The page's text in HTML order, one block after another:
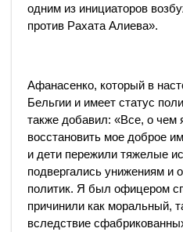
одним из инициаторов
против Рахата Алиева».
Афанасенко, который в
Бельгии и имеет статус
также добавил: «Все, о чем
восстановить мое доброе
и дети пережили тяжелые
подвергались унижениям и
политик. Я был офицером
причинили как моральный,
вследствие